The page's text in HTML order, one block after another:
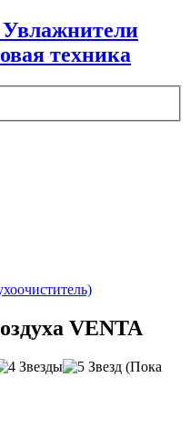
VENTA
(Пока